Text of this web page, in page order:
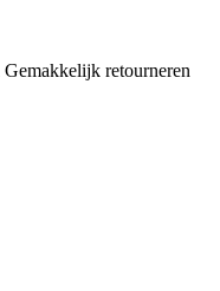
Gemakkelijk retourneren